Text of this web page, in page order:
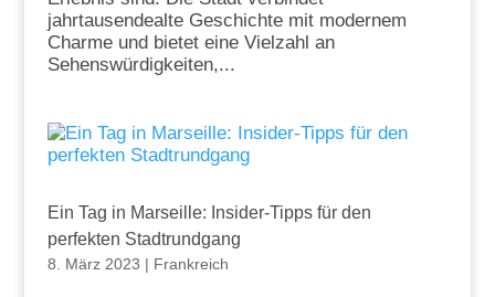
jahrtausendealte Geschichte mit modernem
Charme und bietet eine Vielzahl an
Sehenswürdigkeiten,...
Ein Tag in Marseille: Insider-Tipps für den
perfekten Stadtrundgang
8. März 2023 | Frankreich